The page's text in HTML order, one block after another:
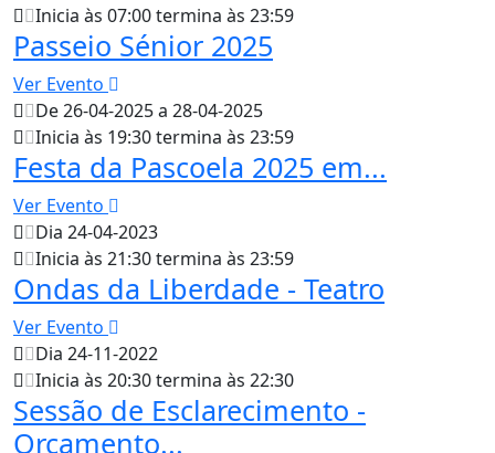
Inicia às 07:00 termina às 23:59
Passeio Sénior 2025
Ver Evento
De 26-04-2025 a 28-04-2025
Inicia às 19:30 termina às 23:59
Festa da Pascoela 2025 em...
Ver Evento
Dia 24-04-2023
Inicia às 21:30 termina às 23:59
Ondas da Liberdade - Teatro
Ver Evento
Dia 24-11-2022
Inicia às 20:30 termina às 22:30
Sessão de Esclarecimento -
Orçamento...